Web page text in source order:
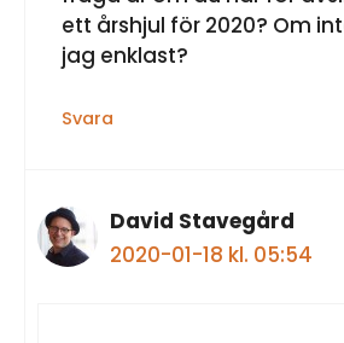
ett årshjul för 2020? Om
jag enklast?
Svara
David Stavegård
2020-01-18 kl. 05:54